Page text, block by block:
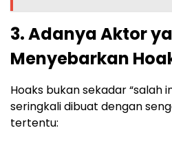
3.Adanya Aktor
Menyebarkan
Hoaks bukan sekadar “salah
seringkali dibuat dengan
tertentu: